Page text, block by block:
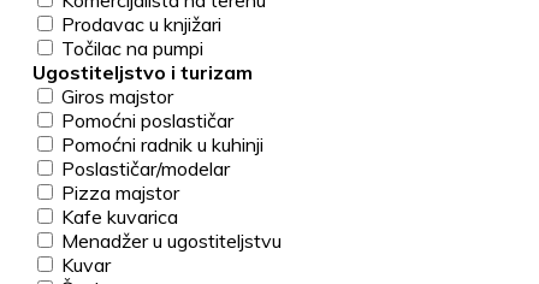
Prodavac u knjižari
Točilac na pumpi
Ugostiteljstvo i turizam
Giros majstor
Pomoćni poslastičar
Pomoćni radnik u kuhinji
Poslastičar/modelar
Pizza majstor
Kafe kuvarica
Menadžer u ugostiteljstvu
Kuvar